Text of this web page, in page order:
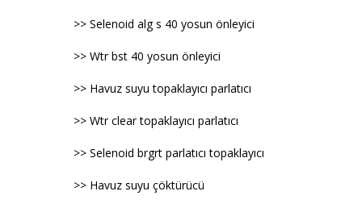
>> Selenoid alg s 40 yosun önleyici
>> Wtr bst 40 yosun önleyici
>> Havuz suyu topaklayıcı parlatıcı
>> Wtr clear topaklayıcı parlatıcı
>> Selenoid brgrt parlatıcı topaklayıcı
>> Havuz suyu çöktürücü